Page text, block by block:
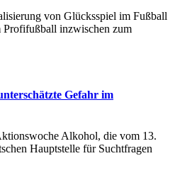
von Glücksspiel im Fußball
inzwischen zum
Gefahr im
Alkohol, die vom 13.
Hauptstelle für Suchtfragen